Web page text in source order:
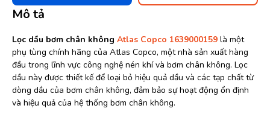
Mô tả
Lọc dầu bơm chân không Atlas Copco 1639000159 là một
phụ tùng chính hãng của Atlas Copco, một nhà sản xuất hàng
đầu trong lĩnh vực công nghệ nén khí và bơm chân không. Lọc
dầu này được thiết kế để loại bỏ hiệu quả dầu và các tạp chất từ
dòng dầu của bơm chân không, đảm bảo sự hoạt động ổn định
và hiệu quả của hệ thống bơm chân không.